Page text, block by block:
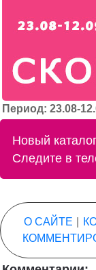
Период: 23.08-
Новый
Следите в
О САЙТЕ